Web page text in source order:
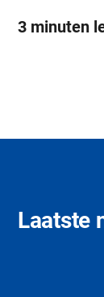
3 minuten
Laatste